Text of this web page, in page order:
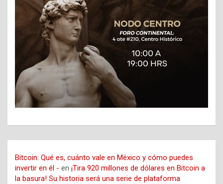
Bitcoin: Qué es, cuánto vale en México y cómo puedes
invertir en él - en ¡Tira 920 millones de dólares en Bitcoin a
la basura! Su historia será una serie de plataforma